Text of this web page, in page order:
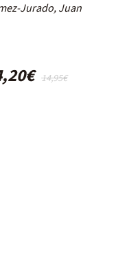
Jurado, Juan
14,95€